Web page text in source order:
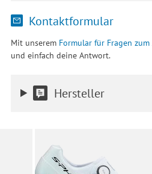
Kontaktformular
Mit unserem Formular für Fragen
und einfach deine Antwort.
Hersteller